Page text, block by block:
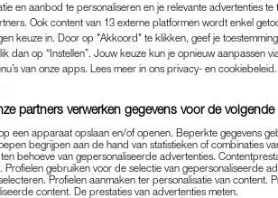
en aanbod te personaliseren en je relevante advertenties
Ook content van 13 externe platformen wordt enkel
keuze in. Door op "Akkoord" te klikken, geef je
dan op “Instellen”. Jouw keuze kun je opnieuw aanpassen
van onze apps. Lees meer in ons privacy- en cookiebeleid.
partners verwerken gegevens voor de
een apparaat opslaan en/of openen. Beperkte gegevens
begrijpen aan de hand van statistieken of combinaties
behoeve van gepersonaliseerde advertenties.
Profielen gebruiken voor de selectie van gepersonaliseerde
Profielen aanmaken ter personalisatie van content.
content. De prestaties van advertenties meten.